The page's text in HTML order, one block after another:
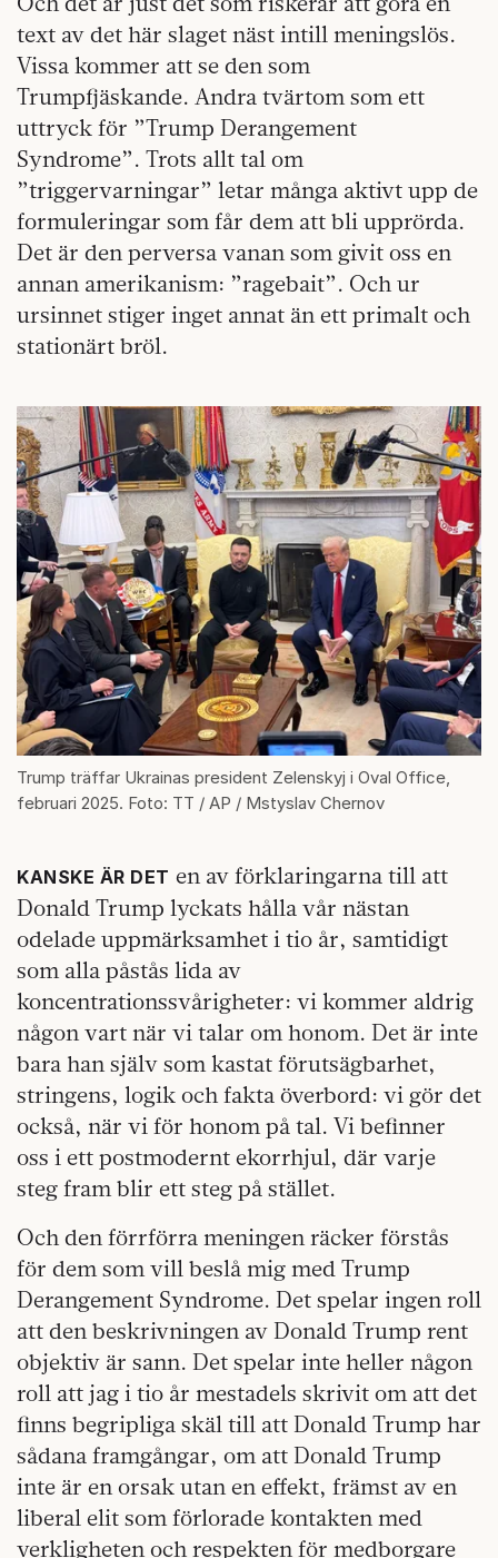
text av det här slaget näst intill meningslös.
Vissa kommer att se den som
Trumpfjäskande. Andra tvärtom som ett
uttryck för ”Trump Derangement
Syndrome”. Trots allt tal om
”triggervarningar” letar många aktivt upp de
formuleringar som får dem att bli upprörda.
Det är den perversa vanan som givit oss en
annan amerikanism: ”ragebait”. Och ur
ursinnet stiger inget annat än ett primalt och
stationärt bröl.
Trump träffar Ukrainas president Zelenskyj i Oval Office,
februari 2025. Foto: TT / AP / Mstyslav Chernov
KANSKE ÄR DET en av förklaringarna till att
Donald Trump lyckats hålla vår nästan
odelade uppmärksamhet i tio år, samtidigt
som alla påstås lida av
koncentrationssvårigheter: vi kommer aldrig
någon vart när vi talar om honom. Det är inte
bara han själv som kastat förutsägbarhet,
stringens, logik och fakta överbord: vi gör det
också, när vi för honom på tal. Vi befinner
oss i ett postmodernt ekorrhjul, där varje
steg fram blir ett steg på stället.
Och den förrförra meningen räcker förstås
för dem som vill beslå mig med Trump
Derangement Syndrome. Det spelar ingen roll
att den beskrivningen av Donald Trump rent
objektiv är sann. Det spelar inte heller någon
roll att jag i tio år mestadels skrivit om att det
finns begripliga skäl till att Donald Trump har
sådana framgångar, om att Donald Trump
inte är en orsak utan en effekt, främst av en
liberal elit som förlorade kontakten med
verkligheten och respekten för medborgare